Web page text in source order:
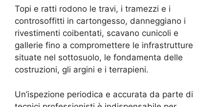
Topi e ratti rodono le travi, i tramezzi e i
controsoffitti in cartongesso, danneggiano i
rivestimenti coibentati, scavano cunicoli e
gallerie fino a compromettere le infrastrutture
situate nel sottosuolo, le fondamenta delle
costruzioni, gli argini e i terrapieni.
Un’ispezione periodica e accurata da parte di